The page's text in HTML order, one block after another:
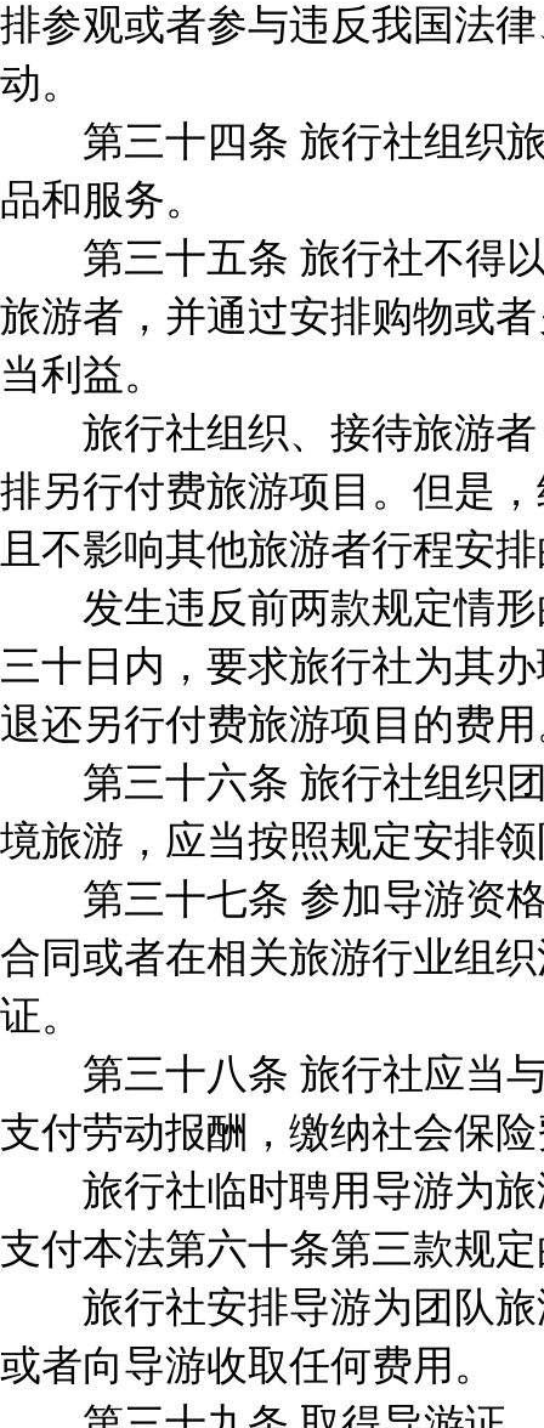
排参观或者参与违反我国法
动。
第三十四条 旅行社组织旅
品和服务。
第三十五条 旅行社不得以
旅游者，并通过安排购物或
当利益。
旅行社组织、接待旅游者
排另行付费旅游项目。但是
且不影响其他旅游者行程安
发生违反前两款规定情形
三十日内，要求旅行社为其
退还另行付费旅游项目的费
第三十六条 旅行社组织团
境旅游，应当按照规定安排
第三十七条 参加导游资格
合同或者在相关旅游行业组
证。
第三十八条 旅行社应当与
支付劳动报酬，缴纳社会保
旅行社临时聘用导游为旅
支付本法第六十条第三款规
旅行社安排导游为团队旅
或者向导游收取任何费用。